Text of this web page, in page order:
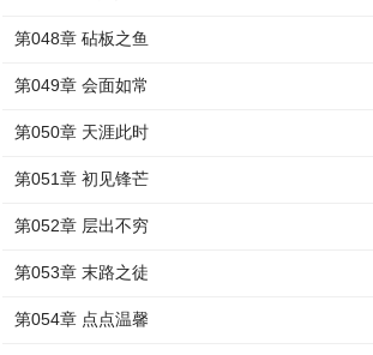
第048章 砧板之鱼
第049章 会面如常
第050章 天涯此时
第051章 初见锋芒
第052章 层出不穷
第053章 末路之徒
第054章 点点温馨